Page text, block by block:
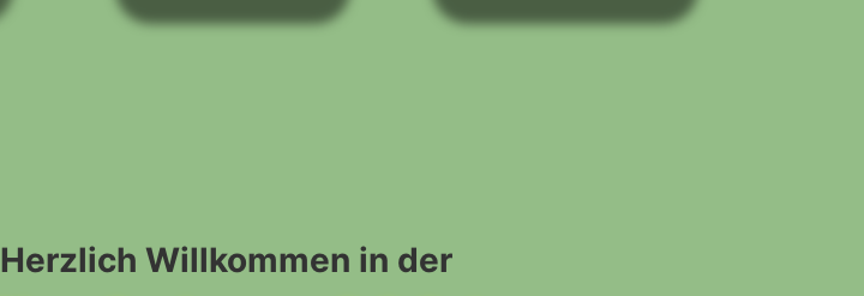
Herzlich Willkommen in der